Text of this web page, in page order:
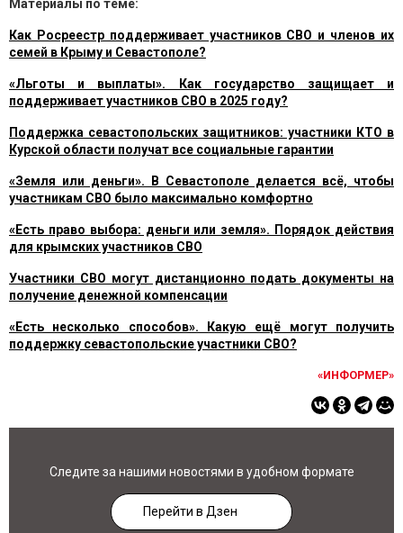
Материалы по теме:
Как Росреестр поддерживает участников СВО и членов их
семей в Крыму и Севастополе?
«Льготы и выплаты». Как государство защищает и
поддерживает участников СВО в 2025 году?
Поддержка севастопольских защитников: участники КТО в
Курской области получат все социальные гарантии
«Земля или деньги». В Севастополе делается всё, чтобы
участникам СВО было максимально комфортно
«Есть право выбора: деньги или земля». Порядок действия
для крымских участников СВО
Участники СВО могут дистанционно подать документы на
получение денежной компенсации
«Есть несколько способов». Какую ещё могут получить
поддержку севастопольские участники СВО?
«ИНФОРМЕР»
Следите за нашими новостями в удобном формате
Перейти в Дзен